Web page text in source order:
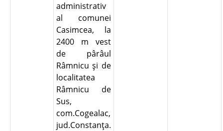
administrativ
al comunei
Casimcea, la
2400 m vest
de pârâul
Râmnicu şi de
localitatea
Râmnicu de
Sus,
com.Cogealac,
jud.Constanţa.